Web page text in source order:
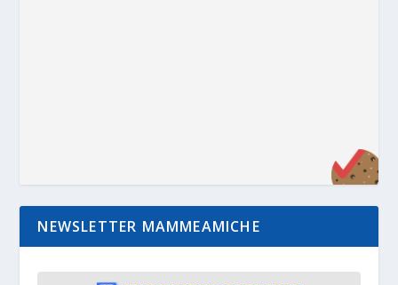
NEWSLETTER MAMMEAMICHE